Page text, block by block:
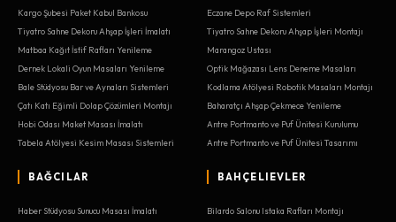
Kargo Şubesi Paket Kabul Bankosu
Tiyatro Sahne Dekoru Ahşap İşleri İmalatı
Matbaa Kağıt İstif Rafları Yenileme
Dernek Lokali Oyun Masaları Yenileme
Bale Stüdyosu Bar ve Aynaları Sistemleri
Çatı Katı Eğimli Dolap Çözümleri Montajı
Hobi Odası Maket Masası İmalatı
Tabela Atölyesi Kesim Masası Sistemleri
Eczane Depo Raf Sistemleri
Tiyatro Sahne Dekoru Ahşap İşleri Montajı
Marangoz Ustası
Optik Mağazası Lens Deneme Masaları
Kodlama Atölyesi Robotik Masaları Montajı
Baharatçı Ahşap Çekmece Yenileme
Antre Portmanto ve Puf Ünitesi Kurulumu
Antre Portmanto ve Puf Ünitesi Tasarımı
BAĞCILAR
Haber Stüdyosu Sunucu Masası İmalatı
BAHÇELIEVLER
Bilardo Salonu Istaka Rafları Montajı